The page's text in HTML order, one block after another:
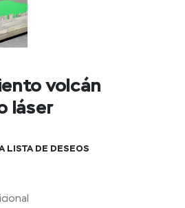
volcán
láser
LISTA DE DESEOS